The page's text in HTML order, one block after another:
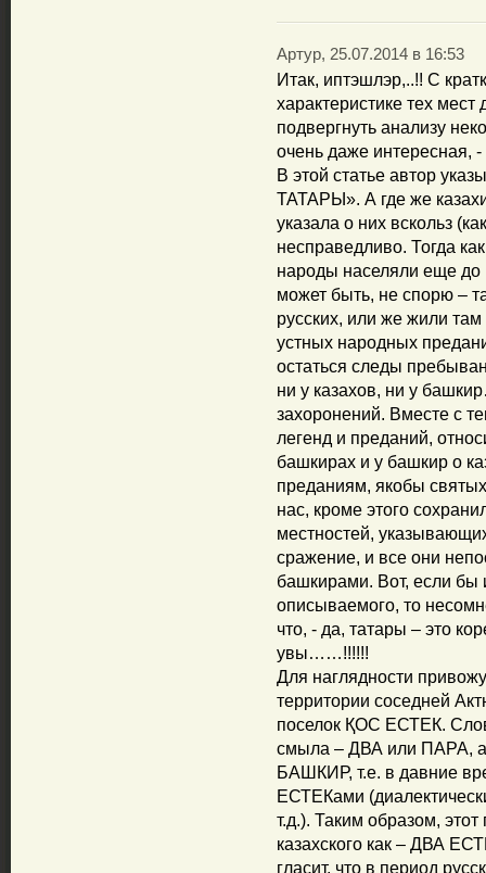
Артур, 25.07.2014 в 16:53
Итак, иптэшлэр,..!! С
характеристике тех
подвергнуть анализу
очень даже интересная,
В этой статье автор
ТАТАРЫ». А где же
указала о них вскольз
несправедливо. Тогда
народы населяли еще до
может быть, не спорю –
русских, или же жили
устных народных
остаться следы
ни у казахов, ни у
захоронений. Вместе с
легенд и преданий,
башкирах и у башкир о
преданиям, якобы
нас, кроме этого
местностей,
сражение, и все они
башкирами. Вот, если бы
описываемого, то
что, - да, татары – это
увы……!!!!!!
Для наглядности
территории соседней
поселок ҚОС ЕСТЕК.
смыла – ДВА или ПАРА, а
БАШКИР, т.е. в давние
ЕСТЕКами
т.д.). Таким образом,
казахского как – ДВА
гласит, что в период